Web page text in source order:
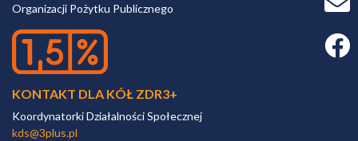
Organizacji Pożytku Publicznego
KONTAKT DLA KÓŁ ZDR3+
Koordynatorki Działalności Społecznej
kds@3plus.pl